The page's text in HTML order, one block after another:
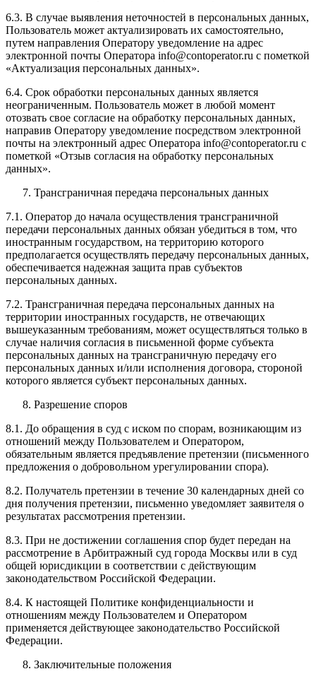
6.3. В случае выявления неточностей в персональных данных,
Пользователь может актуализировать их самостоятельно,
путем направления Оператору уведомление на адрес
электронной почты Оператора info@contoperator.ru с пометкой
«Актуализация персональных данных».
6.4. Срок обработки персональных данных является
неограниченным. Пользователь может в любой момент
отозвать свое согласие на обработку персональных данных,
направив Оператору уведомление посредством электронной
почты на электронный адрес Оператора info@contoperator.ru с
пометкой «Отзыв согласия на обработку персональных
данных».
Трансграничная передача персональных данных
7.1. Оператор до начала осуществления трансграничной
передачи персональных данных обязан убедиться в том, что
иностранным государством, на территорию которого
предполагается осуществлять передачу персональных данных,
обеспечивается надежная защита прав субъектов
персональных данных.
7.2. Трансграничная передача персональных данных на
территории иностранных государств, не отвечающих
вышеуказанным требованиям, может осуществляться только в
случае наличия согласия в письменной форме субъекта
персональных данных на трансграничную передачу его
персональных данных и/или исполнения договора, стороной
которого является субъект персональных данных.
Разрешение споров
8.1. До обращения в суд с иском по спорам, возникающим из
отношений между Пользователем и Оператором,
обязательным является предъявление претензии (письменного
предложения о добровольном урегулировании спора).
8.2. Получатель претензии в течение 30 календарных дней со
дня получения претензии, письменно уведомляет заявителя о
результатах рассмотрения претензии.
8.3. При не достижении соглашения спор будет передан на
рассмотрение в Арбитражный суд города Москвы или в суд
общей юрисдикции в соответствии с действующим
законодательством Российской Федерации.
8.4. К настоящей Политике конфиденциальности и
отношениям между Пользователем и Оператором
применяется действующее законодательство Российской
Федерации.
Заключительные положения